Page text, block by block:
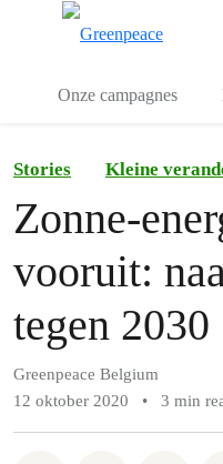
Onze campagnes
Stories Kleine
Zonne-
vooruit:
tegen 2030
Greenpeace Belgium
12 oktober 2020
• 3 min